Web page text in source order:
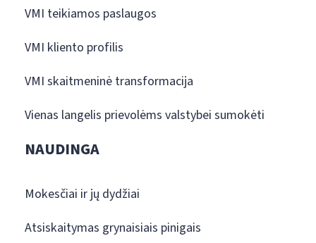
VMI teikiamos paslaugos
VMI kliento profilis
VMI skaitmeninė transformacija
Vienas langelis prievolėms valstybei sumokėti
NAUDINGA
Mokesčiai ir jų dydžiai
Atsiskaitymas grynaisiais pinigais